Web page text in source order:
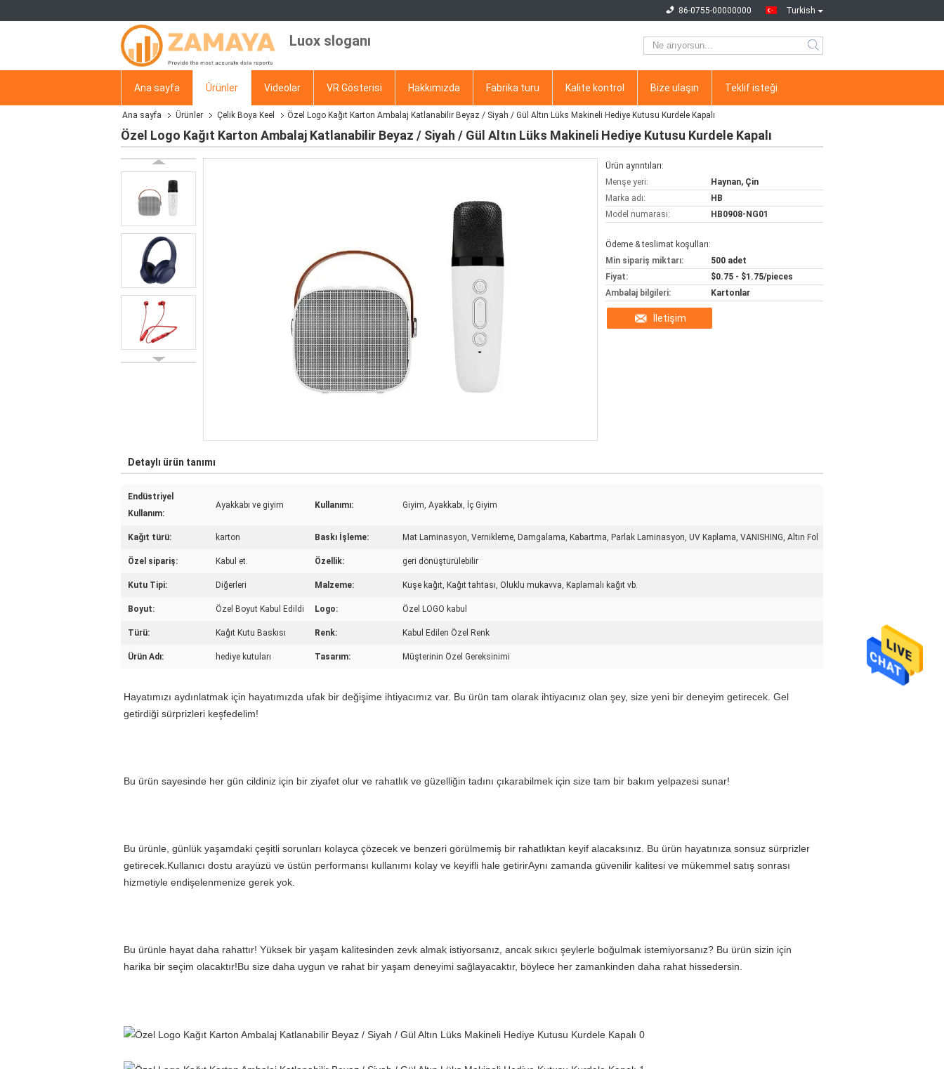
Turkish
86-0755-00000000
Luox sloganı
Ana sayfa Ürünler Videolar VR Gösterisi Hakkımızda Fabrika turu Kalite kontrol Bize ulaşın Teklif isteği
Ana sayfa Ürünler Çelik Boya Keel Özel Logo Kağıt Karton Ambalaj Katlanabilir Beyaz / Siyah / Gül Altın Lüks Makineli Hediye Kutusu Kurdele Kapalı
Özel Logo Kağıt Karton Ambalaj Katlanabilir Beyaz / Siyah / Gül Altın Lüks Makineli Hediye Kutusu Kurdele Kapalı
Ürün ayrıntıları:
Menşe yeri:
Haynan, Çin
Marka adı:
HB
Model numarası:
HB0908-NG01
Ödeme & teslimat koşulları:
Min sipariş miktarı:
500 adet
Fiyat:
$0.75 - $1.75/pieces
Ambalaj bilgileri:
Kartonlar
İletişim
Detaylı ürün tanımı
Endüstriyel
Kullanım:
Ayakkabı ve giyim Kullanımı: Giyim, Ayakkabı, İç Giyim
Kağıt türü: karton Baskı İşleme: Mat Laminasyon, Vernikleme, Damgalama, Kabartma, Parlak Laminasyon, UV Kaplama, VANISHING, Altın Fol
Özel sipariş: Kabul et. Özellik: geri dönüştürülebilir
Kutu Tipi: Diğerleri Malzeme: Kuşe kağıt, Kağıt tahtası, Oluklu mukavva, Kaplamalı kağıt vb.
Boyut: Özel Boyut Kabul Edildi Logo: Özel LOGO kabul
Türü: Kağıt Kutu Baskısı Renk: Kabul Edilen Özel Renk
Ürün Adı: hediye kutuları Tasarım: Müşterinin Özel Gereksinimi
Hayatımızı aydınlatmak için hayatımızda ufak bir değişime ihtiyacımız var. Bu ürün tam olarak ihtiyacınız olan şey, size yeni bir deneyim getirecek. Gel
getirdiği sürprizleri keşfedelim!
Bu ürün sayesinde her gün cildiniz için bir ziyafet olur ve rahatlık ve güzelliğin tadını çıkarabilmek için size tam bir bakım yelpazesi sunar!
Bu ürünle, günlük yaşamdaki çeşitli sorunları kolayca çözecek ve benzeri görülmemiş bir rahatlıktan keyif alacaksınız. Bu ürün hayatınıza sonsuz sürprizler
getirecek.Kullanıcı dostu arayüzü ve üstün performansı kullanımı kolay ve keyifli hale getirirAynı zamanda güvenilir kalitesi ve mükemmel satış sonrası
hizmetiyle endişelenmenize gerek yok.
Bu ürünle hayat daha rahattır! Yüksek bir yaşam kalitesinden zevk almak istiyorsanız, ancak sıkıcı şeylerle boğulmak istemiyorsanız? Bu ürün sizin için
harika bir seçim olacaktır!Bu size daha uygun ve rahat bir yaşam deneyimi sağlayacaktır, böylece her zamankinden daha rahat hissedersin.